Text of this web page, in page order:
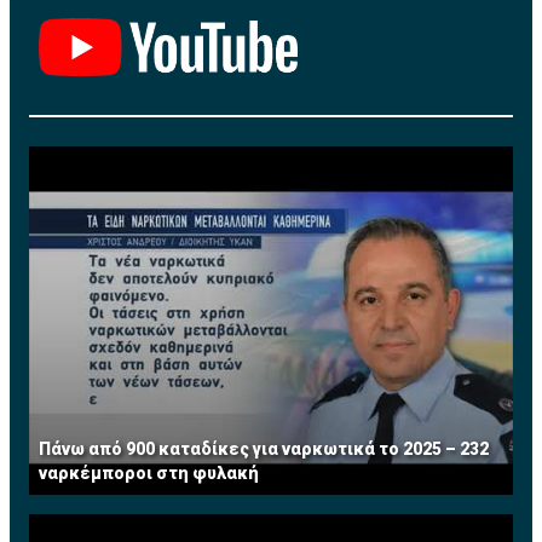
σωρευτικές του επιπτώσεις σε σχέση με υφιστάμενες
αλλά και μελλοντικές προγραμματισμένες
εγκαταστάσεις.
Πάνω από 900 καταδίκες για ναρκωτικά το 2025 – 232
ναρκέμποροι στη φυλακή